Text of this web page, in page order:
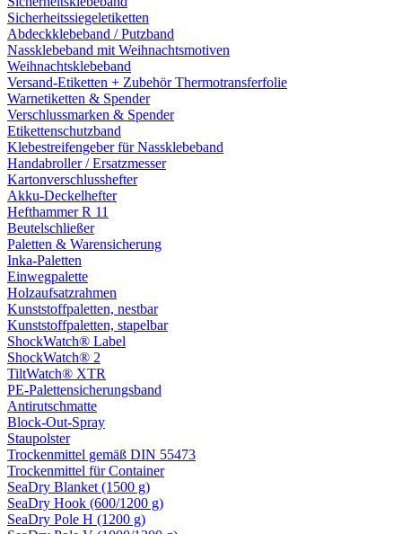
Sicherheitssiegeletiketten
Abdeckklebeband / Putzband
Nassklebeband mit Weihnachtsmotiven
Weihnachtsklebeband
Versand-Etiketten + Zubehör Thermotransferfolie
Warnetiketten & Spender
Verschlussmarken & Spender
Etikettenschutzband
Klebestreifengeber für Nassklebeband
Handabroller / Ersatzmesser
Kartonverschlusshefter
Akku-Deckelhefter
Hefthammer R 11
Beutelschließer
Paletten & Warensicherung
Inka-Paletten
Einwegpalette
Holzaufsatzrahmen
Kunststoffpaletten, nestbar
Kunststoffpaletten, stapelbar
ShockWatch® Label
ShockWatch® 2
TiltWatch® XTR
PE-Palettensicherungsband
Antirutschmatte
Block-Out-Spray
Staupolster
Trockenmittel gemäß DIN 55473
Trockenmittel für Container
SeaDry Blanket (1500 g)
SeaDry Hook (600/1200 g)
SeaDry Pole H (1200 g)